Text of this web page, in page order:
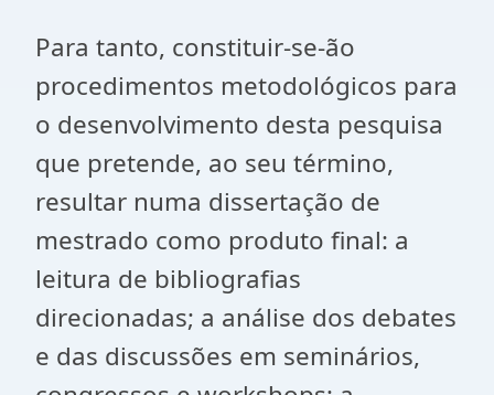
Para tanto, constituir-se-ão
procedimentos metodológicos para
o desenvolvimento desta pesquisa
que pretende, ao seu término,
resultar numa dissertação de
mestrado como produto final: a
leitura de bibliografias
direcionadas; a análise dos debates
e das discussões em seminários,